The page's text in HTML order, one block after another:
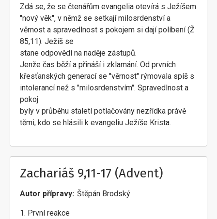
Zdá se, že se čtenářům evangelia otevírá s Ježíšem
"nový věk", v němž se setkají milosrdenství a
věrnost a spravedlnost s pokojem si dají políbení (Ž
85,11). Ježíš se
stane odpovědí na naděje zástupů.
Jenže čas běží a přináší i zklamání. Od prvních
křesťanských generací se "věrnost" rýmovala spíš s
intolerancí než s "milosrdenstvím". Spravedlnost a
pokoj
byly v průběhu staletí potlačovány nezřídka právě
těmi, kdo se hlásili k evangeliu Ježíše Krista.
Zachariáš 9,11-17 (Advent)
Autor přípravy Štěpán Brodský
1. První reakce